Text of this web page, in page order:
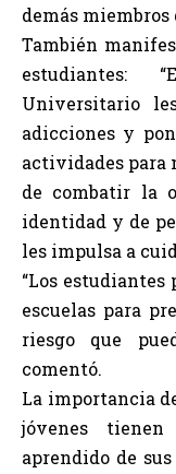
demás miembros
También
estudiantes:
Universitario
adicciones y
actividades para
de combatir la
identidad y de
les impulsa a
“Los
escuelas para
riesgo que
comentó.
La importancia
jóvenes
aprendido de